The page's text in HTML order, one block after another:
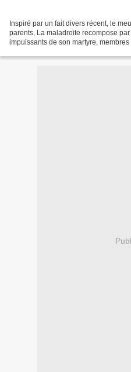
Inspiré par un fait divers récent, le
parents, La maladroite recompose
impuissants de son martyre,